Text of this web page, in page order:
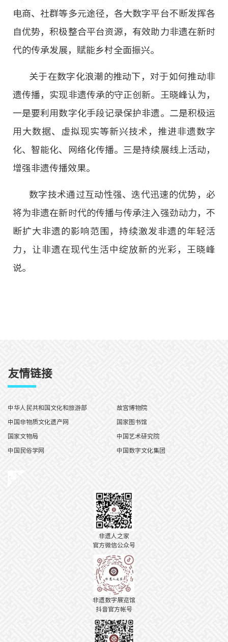
电商、社群等多元途径，各大数字平台不断发挥各
自优势，积极整合平台资源，有效助力非遗在新时
代的传承发展，赋能乡村全面振兴。
关于在数字化浪潮的推动下，对于如何推动非
遗传播，实现非遗传承的守正创新。王晓峰认为，
一是要利用数字化手段记录保护非遗。二是积极运
用大数据、虚拟现实等新兴技术，推进非遗数字
化、智能化、网络化传播。三是持续展线上活动，
增强非遗传播效果。
数字技术通过互动性强、迭代迅速的优势，必
将为非遗在新时代的传播与传承注入强劲动力，不
断扩大非遗的影响范围，持续激发非遗的年轻活
力，让非遗在现代生活中绽放新的光彩，王晓峰
说。
友情链接
中华人民共和国文化和旅游部 故宫博物院
中国非物质文化遗产网 国家图书馆
国家文物局 中国艺术研究院
中国民俗学网 中国数字文化集团
非遗人之家
官方微信公众号
非遗数字展览馆
抖音官方帐号